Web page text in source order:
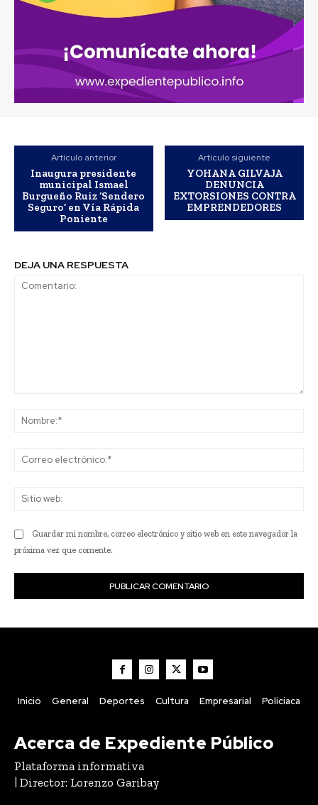
Artículo anterior
Inaugura presidente
municipal Ismael
Burgueño Ruiz ‘Sendero
Seguro’ en Vía Rápida
Poniente
Artículo siguiente
YOHANA GILVAJA
DENUNCIA
EXTORSIONES CONTRA
EMPRENDEDORES
DEJA UNA RESPUESTA
Guardar mi nombre, correo electrónico y sitio web en este navegador la
próxima vez que comente.
Inicio General Deportes Cultura Empresarial Policiaca
Acerca de Expediente Público
Plataforma informativa
| Director: Lorenzo Garibay